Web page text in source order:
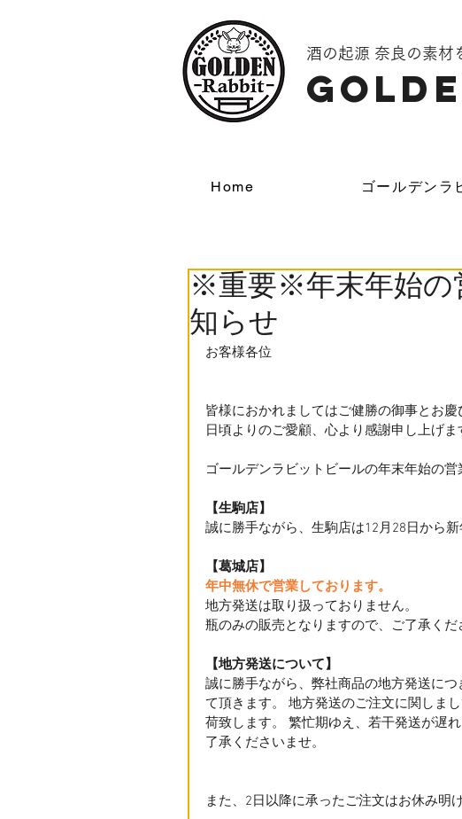
酒の起源 奈良の素材
Home ゴールデンラ
※重要※年末年始の
知らせ
お客様各位
皆様におかれましてはご健勝の御事とお慶
日頃よりのご愛顧、心より感謝申し上げま
ゴールデンラビットビールの年末年始の
【生駒店】
誠に勝手ながら、生駒店は12月28日から
【葛城店】
年中無休で営業しております。
地方発送は取り扱っておりません。
瓶のみの販売となりますので、ご了承くだ
【地方発送について】
誠に勝手ながら、弊社商品の地方発送に
て頂きます。 地方発送のご注文に関しま
荷致します。 繁忙期ゆえ、若干発送が遅
了承くださいませ。
また、2日以降に承ったご注文はお休み明